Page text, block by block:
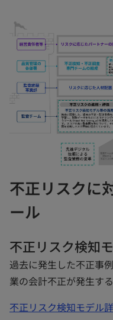
不正リスクに
ール
不正リスク検知
過去に発生した不正事
業の会計不正が発生す
不正リスク検知モデル